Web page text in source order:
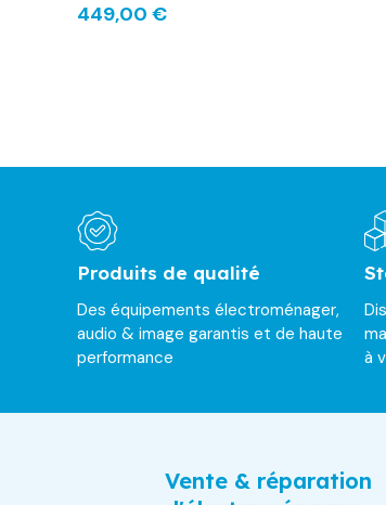
449,00 €
Produits de qualité
Des équipements électroménager,
audio & image garantis et de haute
performance
à
Vente & réparation